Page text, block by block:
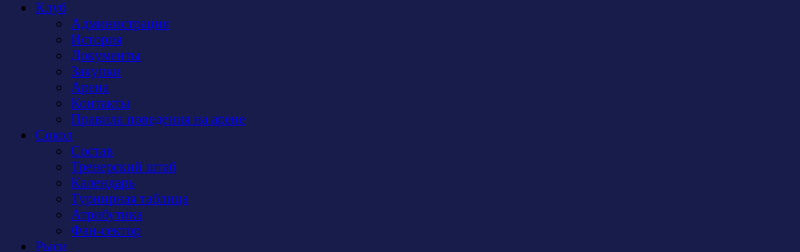
Клуб
Администрация
История
Документы
Закупки
Арена
Контакты
Правила поведения на арене
Сокол
Состав
Тренерский штаб
Календарь
Турнирная таблица
Атрибутика
Фан-сектор
Рыси